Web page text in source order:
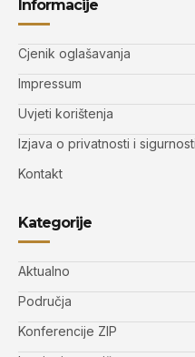
Informacije
Cjenik oglašavanja
Impressum
Uvjeti korištenja
Izjava o privatnosti i
Kontakt
Kategorije
Aktualno
Područja
Konferencije ZIP